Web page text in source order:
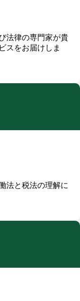
法律の専門家が貴
スをお届けしま
法と税法の理解に